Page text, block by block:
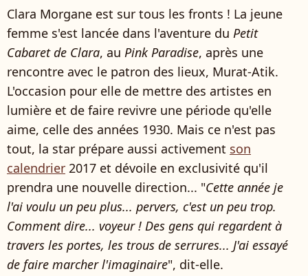
Clara Morgane est sur tous les fronts ! La jeune
femme s'est lancée dans l'aventure du Petit
Cabaret de Clara, au Pink Paradise, après une
rencontre avec le patron des lieux, Murat-Atik.
L'occasion pour elle de mettre des artistes en
lumière et de faire revivre une période qu'elle
aime, celle des années 1930. Mais ce n'est pas
tout, la star prépare aussi activement son
calendrier 2017 et dévoile en exclusivité qu'il
prendra une nouvelle direction... "Cette année je
l'ai voulu un peu plus... pervers, c'est un peu trop.
Comment dire... voyeur ! Des gens qui regardent à
travers les portes, les trous de serrures... J'ai essayé
de faire marcher l'imaginaire", dit-elle.